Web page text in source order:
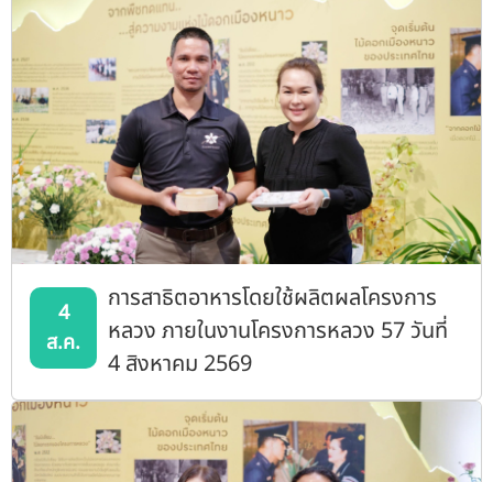
4
ส.ค.
การสาธิตอาหารโดยใช้ผลิตผลโครงการ
หลวง ภายในงานโครงการหลวง 57 วันที่
4 สิงหาคม 2569